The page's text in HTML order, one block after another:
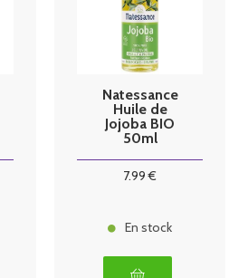
Natessance
Huile de
Jojoba BIO
50ml
7.99 €
En stock